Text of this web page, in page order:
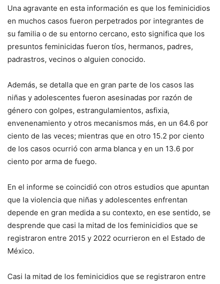
Una agravante en esta información es que los feminicidios
en muchos casos fueron perpetrados por integrantes de
su familia o de su entorno cercano, esto significa que los
presuntos feminicidas fueron tíos, hermanos, padres,
padrastros, vecinos o alguien conocido.
Además, se detalla que en gran parte de los casos las
niñas y adolescentes fueron asesinadas por razón de
género con golpes, estrangulamientos, asfixia,
envenenamiento y otros mecanismos más, en un 64.6 por
ciento de las veces; mientras que en otro 15.2 por ciento
de los casos ocurrió con arma blanca y en un 13.6 por
ciento por arma de fuego.
En el informe se coincidió con otros estudios que apuntan
que la violencia que niñas y adolescentes enfrentan
depende en gran medida a su contexto, en ese sentido, se
desprende que casi la mitad de los feminicidios que se
registraron entre 2015 y 2022 ocurrieron en el Estado de
México.
Casi la mitad de los feminicidios que se registraron entre